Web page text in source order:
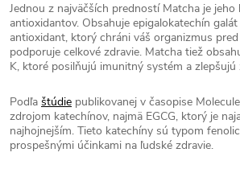
Jednou z najväčších predností Matcha je jeho
antioxidantov. Obsahuje epigalokatechín galát
antioxidant, ktorý chráni váš organizmus
podporuje celkové zdravie. Matcha tiež
K, ktoré posilňujú imunitný systém a zlepšujú
Podľa štúdie publikovanej v časopise
zdrojom katechínov, najmä EGCG, ktorý je
najhojnejším. Tieto katechíny sú typom
prospešnými účinkami na ľudské zdravie.